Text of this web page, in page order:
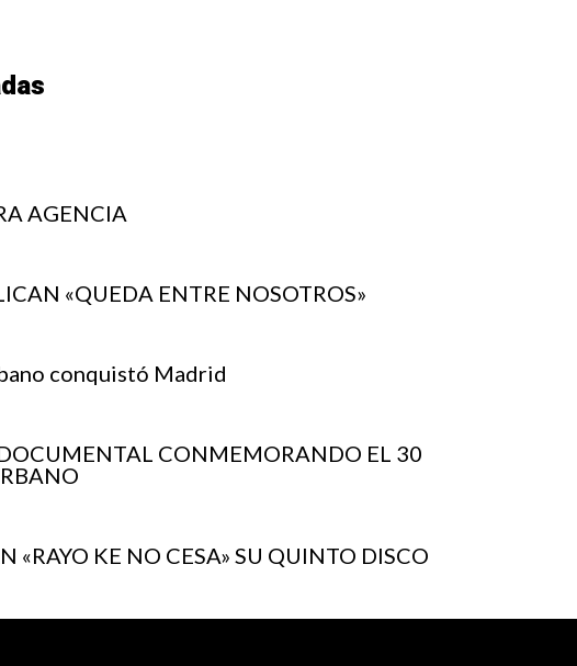
AGENCIA
«QUEDA ENTRE NOSOTROS»
conquistó Madrid
CONMEMORANDO EL 30
«RAYO KE NO CESA» SU QUINTO DISCO